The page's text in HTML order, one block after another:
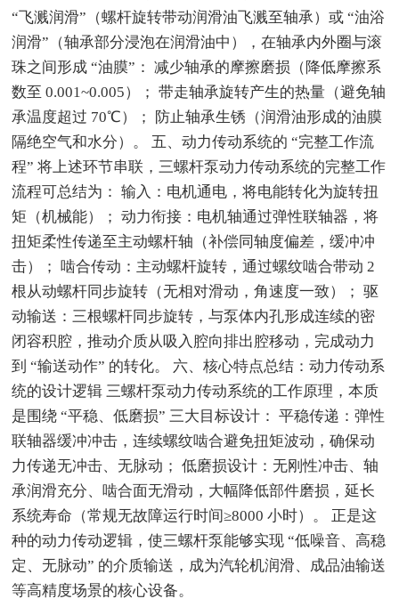
“飞溅润滑”（螺杆旋转带动润滑油飞溅至轴承）或 “油浴
润滑”（轴承部分浸泡在润滑油中），在轴承内外圈与滚
珠之间形成 “油膜”： 减少轴承的摩擦磨损（降低摩擦系
数至 0.001~0.005）； 带走轴承旋转产生的热量（避免轴
承温度超过 70℃）； 防止轴承生锈（润滑油形成的油膜
隔绝空气和水分）。 五、动力传动系统的 “完整工作流
程” 将上述环节串联，三螺杆泵动力传动系统的完整工作
流程可总结为： 输入：电机通电，将电能转化为旋转扭
矩（机械能）； 动力衔接：电机轴通过弹性联轴器，将
扭矩柔性传递至主动螺杆轴（补偿同轴度偏差，缓冲冲
击）； 啮合传动：主动螺杆旋转，通过螺纹啮合带动 2
根从动螺杆同步旋转（无相对滑动，角速度一致）； 驱
动输送：三根螺杆同步旋转，与泵体内孔形成连续的密
闭容积腔，推动介质从吸入腔向排出腔移动，完成动力
到 “输送动作” 的转化。 六、核心特点总结：动力传动系
统的设计逻辑 三螺杆泵动力传动系统的工作原理，本质
是围绕 “平稳、低磨损” 三大目标设计： 平稳传递：弹性
联轴器缓冲冲击，连续螺纹啮合避免扭矩波动，确保动
力传递无冲击、无脉动； 低磨损设计：无刚性冲击、轴
承润滑充分、啮合面无滑动，大幅降低部件磨损，延长
系统寿命（常规无故障运行时间≥8000 小时）。 正是这
种的动力传动逻辑，使三螺杆泵能够实现 “低噪音、高稳
定、无脉动” 的介质输送，成为汽轮机润滑、成品油输送
等高精度场景的核心设备。